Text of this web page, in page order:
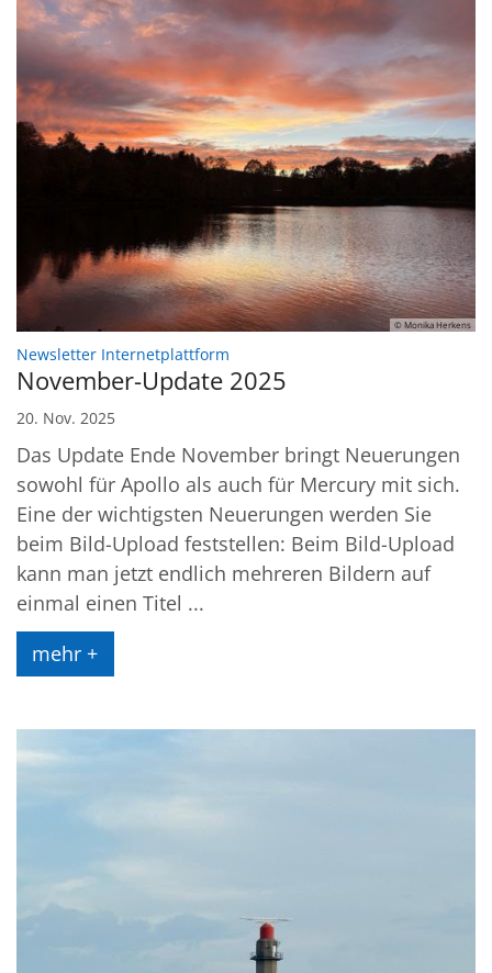
© Monika Herkens
Newsletter Internetplattform
November-Update 2025
20. Nov. 2025
Das Update Ende November bringt Neuerungen
sowohl für Apollo als auch für Mercury mit sich.
Eine der wichtigsten Neuerungen werden Sie
beim Bild-Upload feststellen: Beim Bild-Upload
kann man jetzt endlich mehreren Bildern auf
einmal einen Titel ...
mehr +